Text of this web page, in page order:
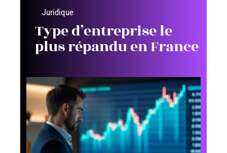
Juridique
Type d’entreprise le
plus répandu en France